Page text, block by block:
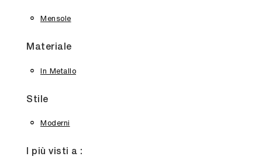
Mensole
Materiale
In Metallo
Stile
Moderni
I più visti a :